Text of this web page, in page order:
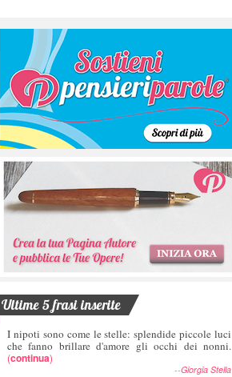
Ultime 5 frasi inserite
I nipoti sono come le stelle: splendide piccole luci
che fanno brillare d'amore gli occhi dei nonni.
(continua)
--Giorgia Stella